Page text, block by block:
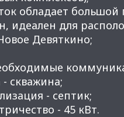
обладает
идеален для
Девяткино;
- скважина;
- септик;
- 45 кВт.